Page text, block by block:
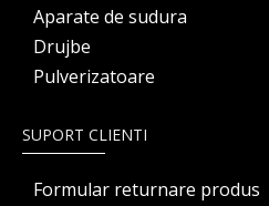
Aparate de sudura
Drujbe
Pulverizatoare
SUPORT CLIENTI
Formular returnare produs